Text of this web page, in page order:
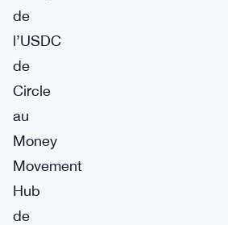
de
l’USDC
de
Circle
au
Money
Movement
Hub
de